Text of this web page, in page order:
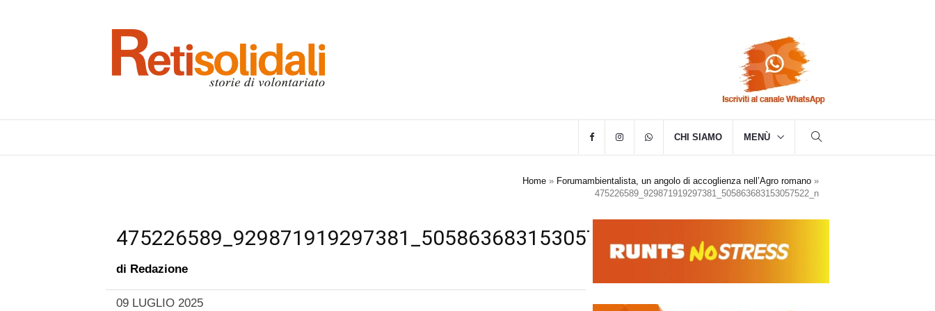
CHI SIAMO MENÙ
Home » Forumambientalista, un angolo di accoglienza nell’Agro romano »
475226589_929871919297381_505863683153057522_n
475226589_929871919297381_505863683153057522_n
di Redazione
09 LUGLIO 2025